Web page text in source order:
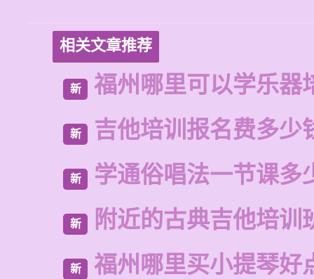
相关文章推荐
新 福州哪里可以学乐器
新 吉他培训报名费多少
新 学通俗唱法一节课多
新 附近的古典吉他培训
新 福州哪里买小提琴好